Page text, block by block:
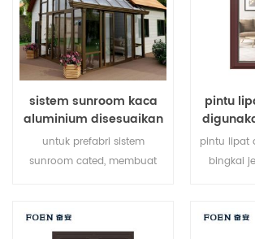
sistem sunroom kaca
aluminium disesuaikan
untuk prefabri sistem
sunroom cated, membuat
pintu
untuk
pintu lipat
bingkai
anti-